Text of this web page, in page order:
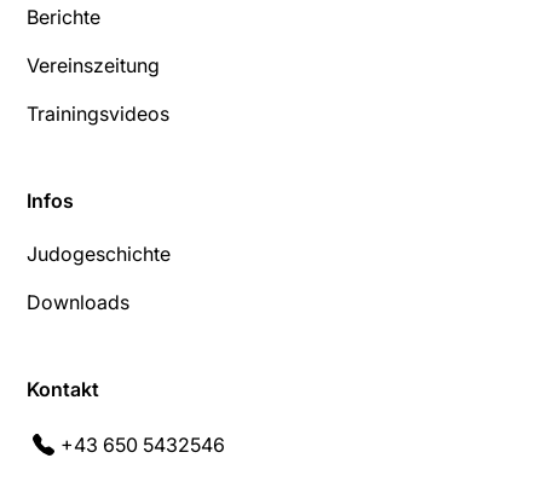
Berichte
Vereinszeitung
Trainingsvideos
Infos
Judogeschichte
Downloads
Kontakt
+43 650 5432546